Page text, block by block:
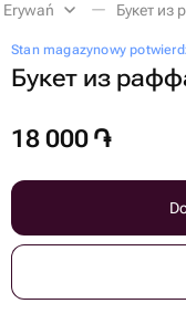
Erywań Букет из
Stan magazynowy
Букет из
18 000 ֏